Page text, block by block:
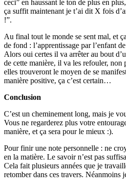
ceci” en haussant le ton de plus en
ça suffit maintenant je t’ai dit X fois
!”.
Au final tout le monde se sent mal, et
de fond : l’apprentissage par l’enfant
Alors oui certes il va arrêter au bout
de cette manière, il va les refouler, non
elles trouveront le moyen de se
manière positive, ça c’est certain…
Conclusion
C’est un cheminement long, mais je
Vous ne regarderez plus votre
manière, et ça sera pour le mieux :).
Pour finir une note personnelle : ne
en la matière. Le savoir n’est pas
Cela fait plusieurs années que je
retomber dans ces travers.